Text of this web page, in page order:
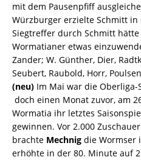
mit dem Pausenpfiff
Würzburger erzielte Schmitt
Siegtreffer durch Schmitt
Wormatianer etwas
Zander; W. Günther, Dier,
Seubert, Raubold, Horr,
(neu) Im Mai war die Oberliga-
doch einen Monat zuvor, am
Wormatia ihr letztes
gewinnen. Vor 2.000
brachte Mechnig die Wormser
erhöhte in der 80. Minute auf